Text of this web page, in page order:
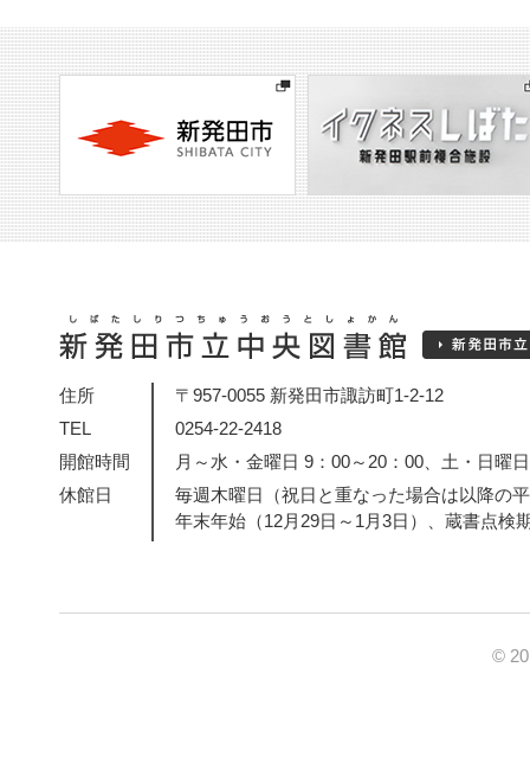
住所
〒957-0055 新発田市諏訪町1-2-12
TEL
0254-22-2418
開館時間
月～水・金曜日 9：00～20：00、土・日曜
休館日
毎週木曜日（祝日と重なった場合は以降の
年末年始（12月29日～1月3日）、蔵書点検
©